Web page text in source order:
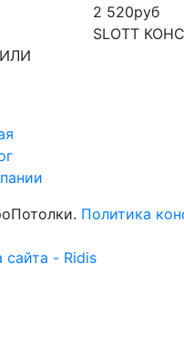
2 520руб
SLOTT
Политика
сайта - Ridis